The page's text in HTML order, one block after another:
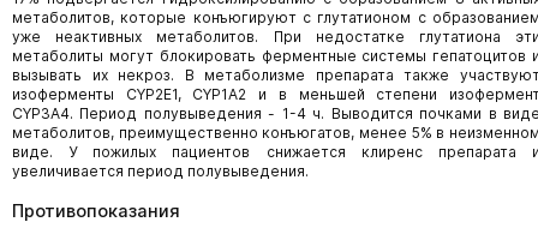
метаболитов, которые конъюгируют с глутатионом с
уже неак­тивных метаболитов. При недостатке глутатиона
метаболиты могут бло­кировать ферментные системы гепатоцитов
вызывать их некроз. В метабо­лизме препарата также
изоферменты CYP2E1, CYP1А2 и в меньшей степени
CYP3А4. Период полувыведе­ния - 1-4 ч. Выводится почками в
метаболитов, преимущественно конъюгатов, менее 5% в
виде. У пожилых пациентов снижается клиренс препарата
увеличивается период полувыведения.
Противопоказания